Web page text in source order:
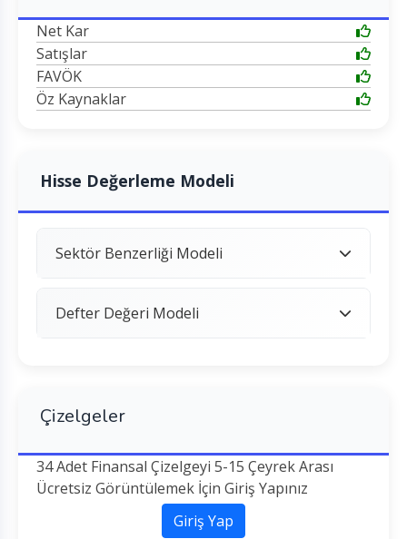
Net Kar
Satışlar
FAVÖK
Öz Kaynaklar
Hisse Değerleme Modeli
Sektör Benzerliği Modeli
Defter Değeri Modeli
Çizelgeler
34 Adet Finansal Çizelgeyi 5-15 Çeyrek Arası
Ücretsiz Görüntülemek İçin Giriş Yapınız
Giriş Yap